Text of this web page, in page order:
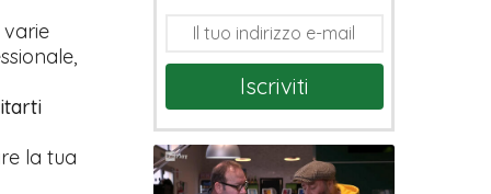
la tua
Iscriviti